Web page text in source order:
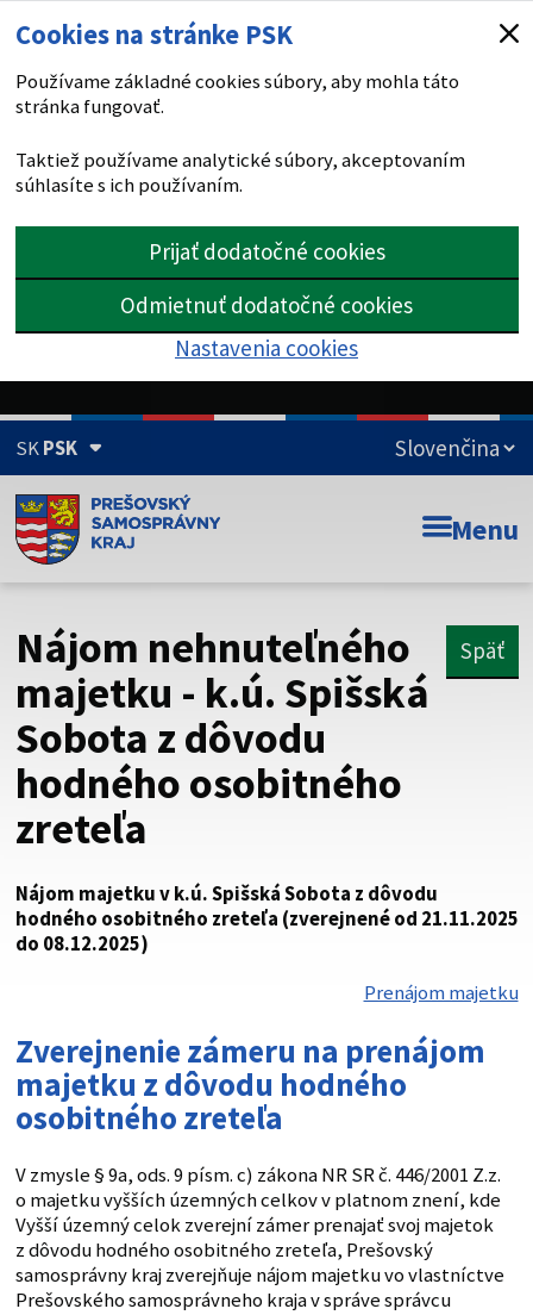
Cookies na stránke PSK
Používame základné cookies súbory, aby mohla táto
stránka fungovať.
Taktiež používame analytické súbory, akceptovaním
súhlasíte s ich používaním.
Prijať dodatočné cookies
Odmietnuť dodatočné cookies
Nastavenia cookies
SKPSK
Doména psk.sk je oficiálna
Toto je oficiálna webová stránka Prešovského
Táto stránka je zabezpečená
Buďte pozorní a vždy sa uistite, že zdieľate informácie iba
cez zabezpečenú webovú stránku. Zabezpečená stránka
vždy začína https:// pred názvom domény webového sídla.
Menu
Nájom nehnuteľného
majetku - k.ú. Spišská
Sobota z dôvodu
hodného osobitného
zreteľa
Späť
Nájom majetku v k.ú. Spišská Sobota z dôvodu
hodného osobitného zreteľa (zverejnené od 21.11.2025
do 08.12.2025)
Prenájom majetku
Zverejnenie zámeru na prenájom
majetku z dôvodu hodného
osobitného zreteľa
V zmysle § 9a, ods. 9 písm. c) zákona NR SR č. 446/2001 Z.z.
o majetku vyšších územných celkov v platnom znení, kde
Vyšší územný celok zverejní zámer prenajať svoj majetok
z dôvodu hodného osobitného zreteľa, Prešovský
samosprávny kraj zverejňuje nájom majetku vo vlastníctve
Prešovského samosprávneho kraja v správe správcu